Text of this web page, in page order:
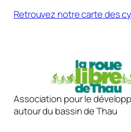
Retrouvez notre carte des
Association pour le
autour du bassin de Thau